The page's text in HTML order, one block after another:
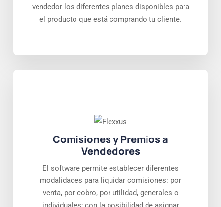
vendedor los diferentes planes disponibles para
el producto que está comprando tu cliente.
Comisiones y Premios a
Vendedores
El software permite establecer diferentes
modalidades para liquidar comisiones: por
venta, por cobro, por utilidad, generales o
individuales; con la posibilidad de asignar